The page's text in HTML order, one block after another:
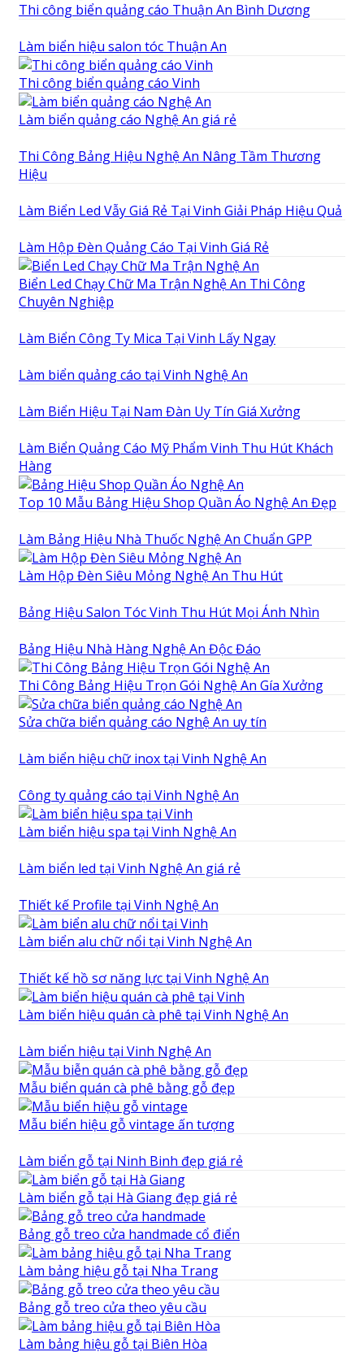
Thi công biển quảng cáo Thuận An Bình Dương
Làm biển hiệu salon tóc Thuận An
Thi công biển quảng cáo Vinh
Làm biển quảng cáo Nghệ An giá rẻ
Thi Công Bảng Hiệu Nghệ An Nâng Tầm Thương
Hiệu
Làm Biển Led Vẫy Giá Rẻ Tại Vinh Giải Pháp Hiệu Quả
Làm Hộp Đèn Quảng Cáo Tại Vinh Giá Rẻ
Biển Led Chạy Chữ Ma Trận Nghệ An Thi Công
Chuyên Nghiệp
Làm Biển Công Ty Mica Tại Vinh Lấy Ngay
Làm biển quảng cáo tại Vinh Nghệ An
Làm Biển Hiệu Tại Nam Đàn Uy Tín Giá Xưởng
Làm Biển Quảng Cáo Mỹ Phẩm Vinh Thu Hút Khách
Hàng
Top 10 Mẫu Bảng Hiệu Shop Quần Áo Nghệ An Đẹp
Làm Bảng Hiệu Nhà Thuốc Nghệ An Chuẩn GPP
Làm Hộp Đèn Siêu Mỏng Nghệ An Thu Hút
Bảng Hiệu Salon Tóc Vinh Thu Hút Mọi Ánh Nhìn
Bảng Hiệu Nhà Hàng Nghệ An Độc Đáo
Thi Công Bảng Hiệu Trọn Gói Nghệ An Gía Xưởng
Sửa chữa biển quảng cáo Nghệ An uy tín
Làm biển hiệu chữ inox tại Vinh Nghệ An
Công ty quảng cáo tại Vinh Nghệ An
Làm biển hiệu spa tại Vinh Nghệ An
Làm biển led tại Vinh Nghệ An giá rẻ
Thiết kế Profile tại Vinh Nghệ An
Làm biển alu chữ nổi tại Vinh Nghệ An
Thiết kế hồ sơ năng lực tại Vinh Nghệ An
Làm biển hiệu quán cà phê tại Vinh Nghệ An
Làm biển hiệu tại Vinh Nghệ An
Mẫu biển quán cà phê bằng gỗ đẹp
Mẫu biển hiệu gỗ vintage ấn tượng
Làm biển gỗ tại Ninh Binh đẹp giá rẻ
Làm biển gỗ tại Hà Giang đẹp giá rẻ
Bảng gỗ treo cửa handmade cổ điển
Làm bảng hiệu gỗ tại Nha Trang
Bảng gỗ treo cửa theo yêu cầu
Làm bảng hiệu gỗ tại Biên Hòa